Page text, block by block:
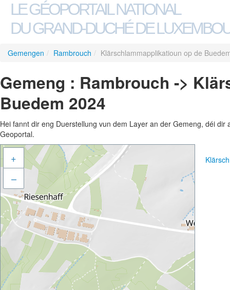
LE GÉOPORTAIL NATIONAL
DU GRAND-DUCHÉ DE
Gemengen / Rambrouch / Klärschlammapplikatioun op de
Gemeng : Rambrouch ->
Buedem 2024
Hei fannt dir eng Duerstellung vun dem Layer an der Gemeng, déi
Geoportal.
+
–